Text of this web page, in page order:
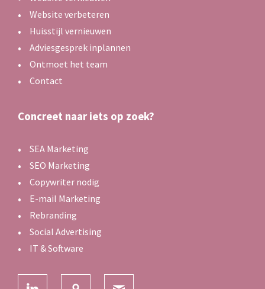
Website verbeteren
Huisstijl vernieuwen
Adviesgesprek inplannen
Ontmoet het team
Contact
Concreet naar iets op zoek?
SEA Marketing
SEO Marketing
Copywriter nodig
E-mail Marketing
Rebranding
Social Advertising
IT & Software